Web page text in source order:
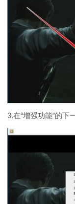
3.在“增强功能”的下